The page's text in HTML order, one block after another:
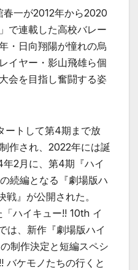
春一が2012年から2020
で連載した高校バレー
・日向翔陽が憧れの烏
イヤー・影山飛雄ら個
会を目指し奮闘する姿
ートして第4期まで放
作され、2022年には誕
2月に、第4期『ハイ
続編となる『劇場版ハ
』が公開された。
ハイキュー!! 10th イ
は、新作『劇場版ハイ
制作決定と短編スペシ
バケモノたちの行くと